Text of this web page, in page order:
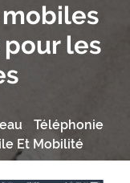
les
Téléphonie
Et Mobilité